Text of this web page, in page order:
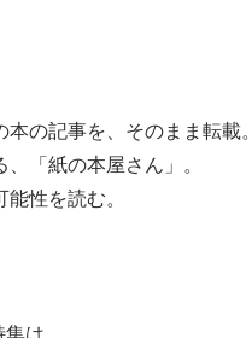
の記事を、そのまま転載。
「紙の本屋さん」。
性を読む。
集は